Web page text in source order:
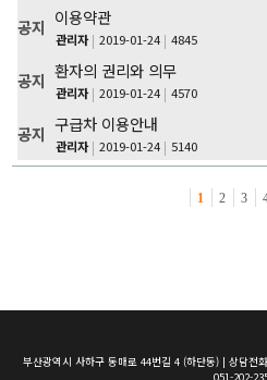
공지 이용약관
관리자 2019-01-24 4845
공지 환자의 권리와 의무
관리자 2019-01-24 4570
공지 구급차 이용안내
관리자 2019-01-24 5140
1 2 3
부산광역시 사하구 동매로 44번길 4 (하단동) | 상담전
051-202-